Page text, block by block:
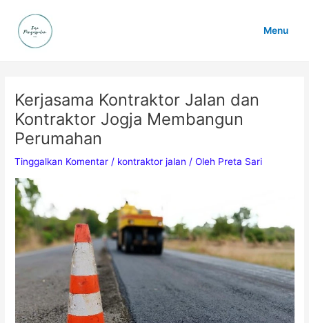
konten
Menu
Kerjasama Kontraktor Jalan dan
Kontraktor Jogja Membangun
Perumahan
Tinggalkan Komentar / kontraktor jalan / Oleh Preta Sari